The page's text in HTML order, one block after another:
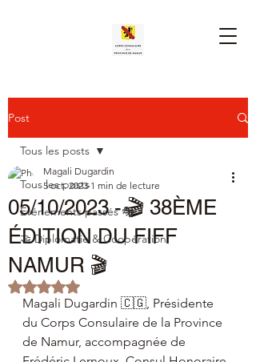
Post
Tous les posts
Événements passés 🎭
🤝 Diplomatie & Coopération
Tous les posts
05/10/2023 - 🎬 38ÈME
ÉDITION DU FIFF
NAMUR 🎬
Magali Dugardin
5 oct. 2023 1 min de lecture
Noté NaN étoiles sur 5.
Magali Dugardin 🇨🇬, Présidente
du Corps Consulaire de la Province
de Namur, accompagnée de